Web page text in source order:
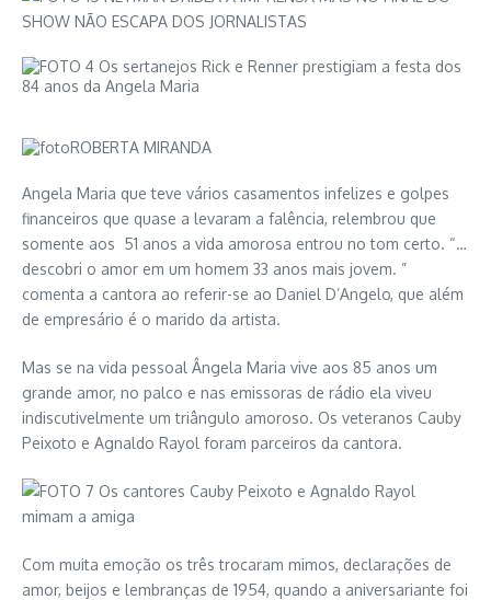
Angela Maria que teve vários casamentos infelizes e golpes
financeiros que quase a levaram a falência, relembrou que
somente aos 51 anos a vida amorosa entrou no tom certo. “…
descobri o amor em um homem 33 anos mais jovem. ”
comenta a cantora ao referir-se ao Daniel D’Angelo, que além
de empresário é o marido da artista.
Mas se na vida pessoal Ângela Maria vive aos 85 anos um
grande amor, no palco e nas emissoras de rádio ela viveu
indiscutivelmente um triângulo amoroso. Os veteranos Cauby
Peixoto e Agnaldo Rayol foram parceiros da cantora.
Com muita emoção os três trocaram mimos, declarações de
amor, beijos e lembranças de 1954, quando a aniversariante foi